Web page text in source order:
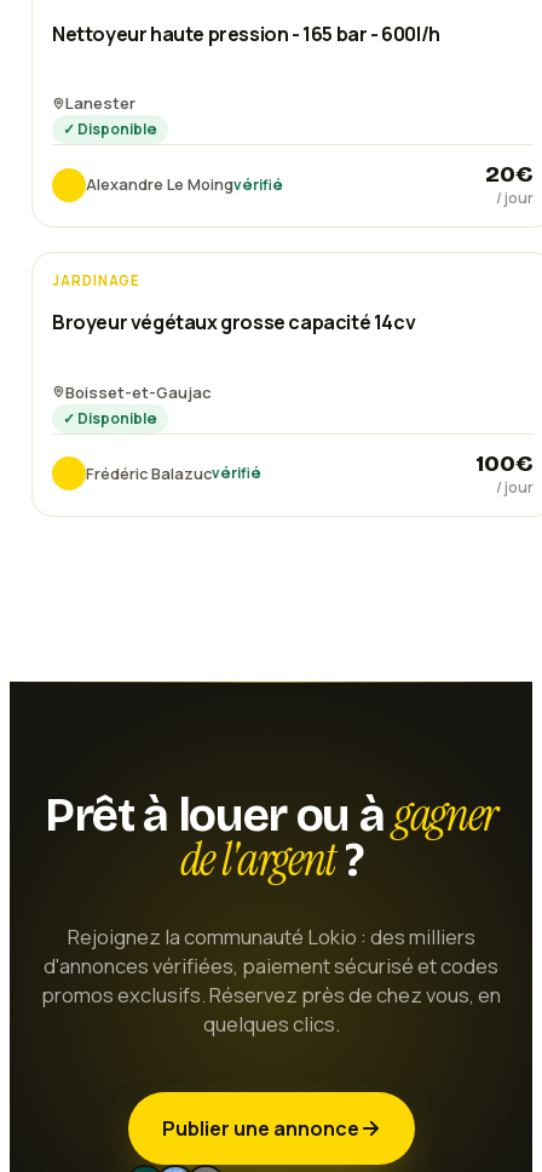
Nettoyeur haute pression - 165 bar - 600l/h
Lanester
✓ Disponible
Alexandre Le Moingvérifié 20€
/ jour
JARDINAGE
Broyeur végétaux grosse capacité 14cv
Boisset-et-Gaujac
✓ Disponible
Frédéric Balazucvérifié 100€
/ jour
Prêt à louer ou àgagner
de l'argent?
Rejoignez la communauté Lokio : des milliers
d'annonces vérifiées, paiement sécurisé et codes
promos exclusifs. Réservez près de chez vous, en
quelques clics.
Publier une annonce